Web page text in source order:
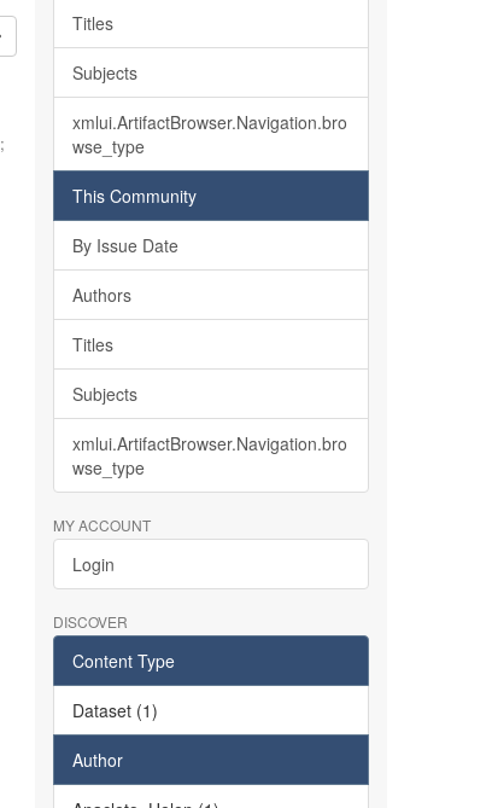
;
Titles
Subjects
xmlui.ArtifactBrowser.Navigation.bro
wse_type
This Community
By Issue Date
Authors
Titles
Subjects
xmlui.ArtifactBrowser.Navigation.bro
wse_type
MY ACCOUNT
Login
DISCOVER
Content Type
Dataset (1)
Author